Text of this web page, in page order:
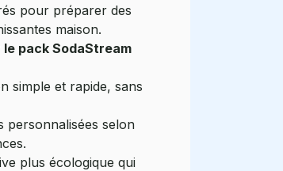
pour préparer des
maison.
pack SodaStream
simple et rapide, sans
personnalisées selon
plus écologique qui